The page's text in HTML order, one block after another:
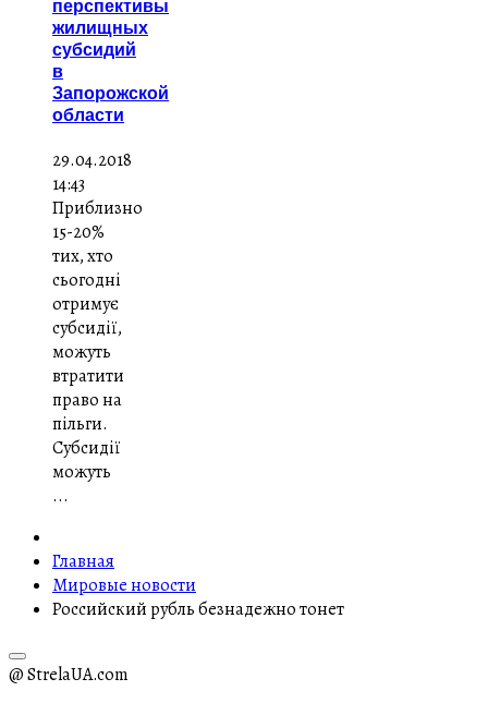
перспективы
жилищных
субсидий
в
Запорожской
области
29.04.2018
14:43
Приблизно
15-20%
тих, хто
сьогодні
отримує
субсидії,
можуть
втратити
право на
пільги.
Субсидії
можуть
...
Главная
Мировые новости
Российский рубль безнадежно тонет
@ StrelaUA.com